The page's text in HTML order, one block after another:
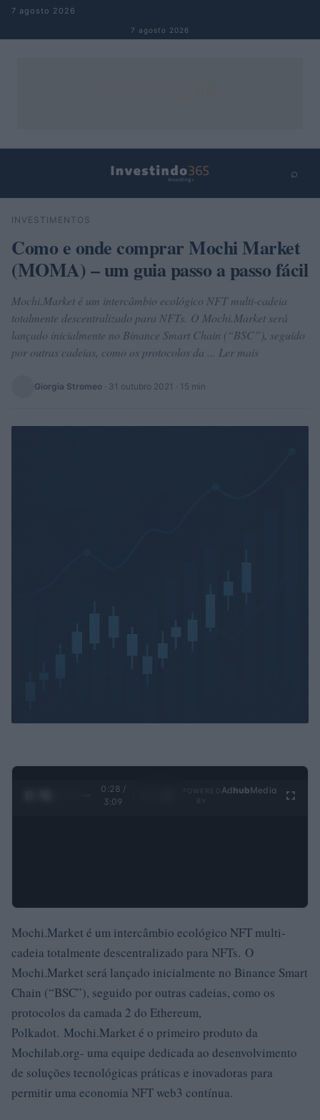
Pular para o conteúdo
7 agosto 2026
7 agosto 2026
⌕
Buscar
INVESTIMENTOS
Como e onde comprar Mochi Market
(MOMA) – um guia passo a passo fácil
Mochi.Market é um intercâmbio ecológico NFT multi-cadeia
totalmente descentralizado para NFTs. O Mochi.Market será
lançado inicialmente no Binance Smart Chain (“BSC”), seguido
por outras cadeias, como os protocolos da ... Ler mais
Giorgia Stromeo · 31 outubro 2021 · 15 min
0:30 /
3:09
Ad hubMedia
Mochi.Market é um intercâmbio ecológico NFT multi-
cadeia totalmente descentralizado para NFTs. O
Mochi.Market será lançado inicialmente no Binance Smart
Chain (“BSC”), seguido por outras cadeias, como os
protocolos da camada 2 do Ethereum,
Polkadot. Mochi.Market é o primeiro produto da
Mochilab.org- uma equipe dedicada ao desenvolvimento
de soluções tecnológicas práticas e inovadoras para
permitir uma economia NFT web3 contínua.